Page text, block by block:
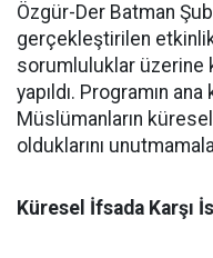
Özgür-Der Batman
gerçekleştirilen
sorumluluklar üzerine
yapıldı. Programın
Müslümanların
olduklarını
Küresel İfsada Karşı